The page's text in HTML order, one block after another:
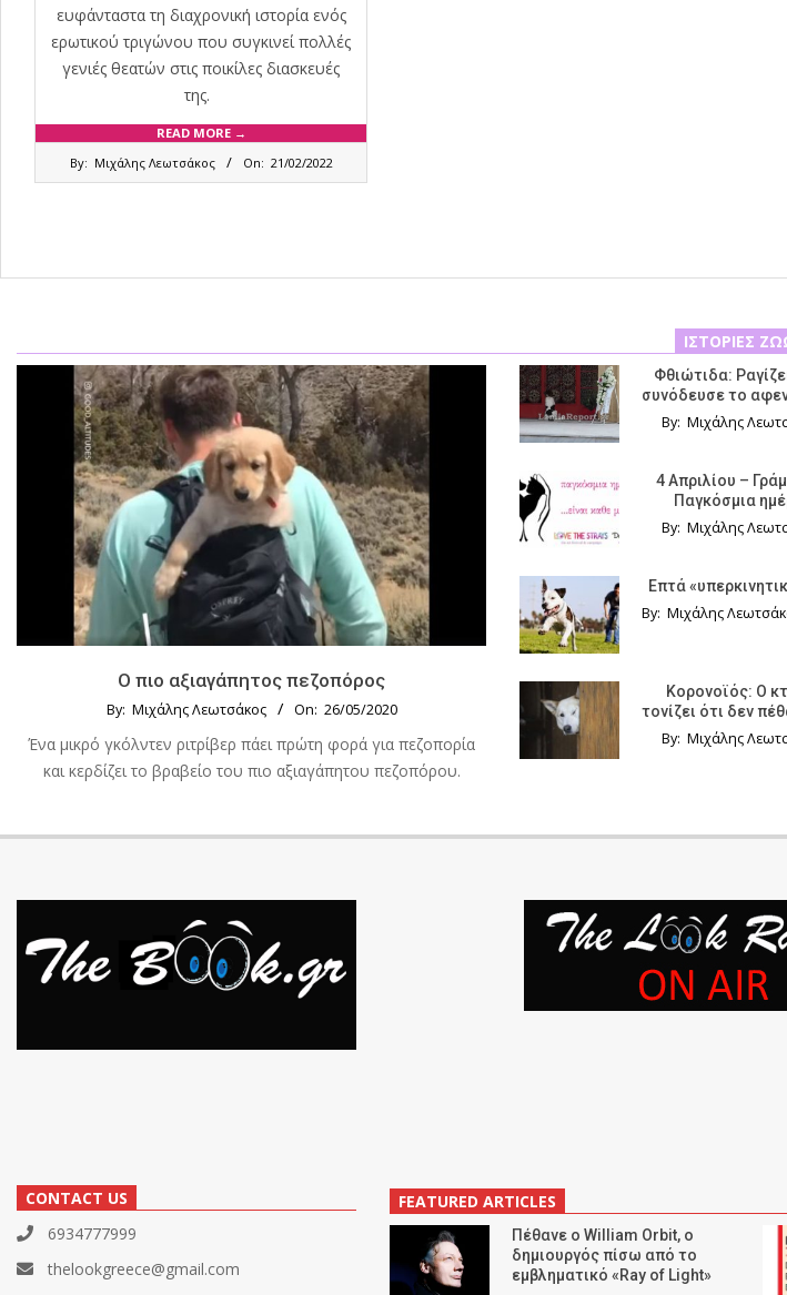
ευφάνταστα τη διαχρονική ιστορία ενός
ερωτικού τριγώνου που συγκινεί πολλές
γενιές θεατών στις ποικίλες διασκευές
της.
READ MORE →
By: Μιχάλης Λεωτσάκος On: 21/02/2022
ΙΣΤΟΡΊΕΣ
Ο πιο αξιαγάπητος πεζοπόρος
By: Μιχάλης Λεωτσάκος On: 26/05/2020
Ένα μικρό γκόλντεν ριτρίβερ πάει πρώτη φορά για πεζοπορία
και κερδίζει το βραβείο του πιο αξιαγάπητου πεζοπόρου.
Φθιώτιδα:
συνόδευσε το
By: Μιχάλης
4 Απριλίου –
Παγκόσμια
By: Μιχάλης
Επτά
By: Μιχάλης
Κορονοϊός: Ο
τονίζει ότι δεν
By: Μιχάλης
CONTACT US
6934777999
thelookgreece@gmail.com
FEATURED ARTICLES
Πέθανε ο William Orbit, ο
δημιουργός πίσω από το
εμβληματικό «Ray of Light»